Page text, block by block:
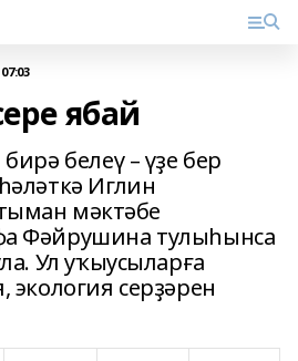
ябай
белеү – үҙе бер
Иглин
мәктәбе
Фәйрушина тулыһынса
Ул уҡыусыларға
серҙәрен